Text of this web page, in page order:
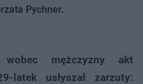
Pychner.
wobec mężczyzny akt
latek usłyszał zarzuty: